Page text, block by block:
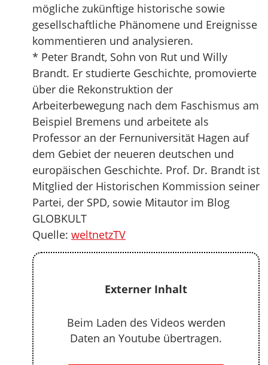
mögliche zukünftige historische sowie
gesellschaftliche Phänomene und Ereignisse
kommentieren und analysieren.
* Peter Brandt, Sohn von Rut und Willy
Brandt. Er studierte Geschichte, promovierte
über die Rekonstruktion der
Arbeiterbewegung nach dem Faschismus am
Beispiel Bremens und arbeitete als
Professor an der Fernuniversität Hagen auf
dem Gebiet der neueren deutschen und
europäischen Geschichte. Prof. Dr. Brandt ist
Mitglied der Historischen Kommission seiner
Partei, der SPD, sowie Mitautor im Blog
GLOBKULT
Quelle: weltnetzTV
Externer Inhalt
Beim Laden des Videos werden
Daten an Youtube übertragen.